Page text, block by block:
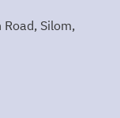
Silom,